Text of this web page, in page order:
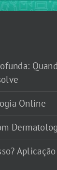
Online